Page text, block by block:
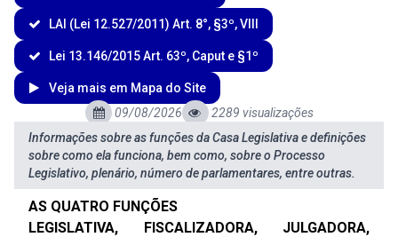
LAI (Lei 12.527/2011) Art. 8°, §3º, VIII
Lei 13.146/2015 Art. 63º, Caput e §1º
Veja mais em Mapa do Site
09/08/2026
2289 visualizações
Informações sobre as funções da Casa Legislativa e definições
sobre como ela funciona, bem como, sobre o Processo
Legislativo, plenário, número de parlamentares, entre outras.
AS QUATRO FUNÇÕES
LEGISLATIVA, FISCALIZADORA, JULGADORA,